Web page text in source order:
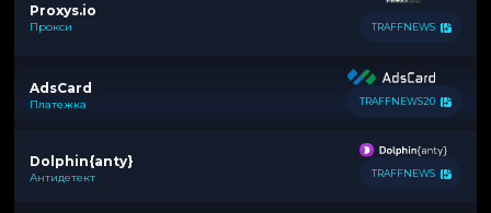
Proxys.io
Прокси TRAFFNEWS
AdsCard
Платежка TRAFFNEWS20
Dolphin{anty}
Антидетект TRAFFNEWS